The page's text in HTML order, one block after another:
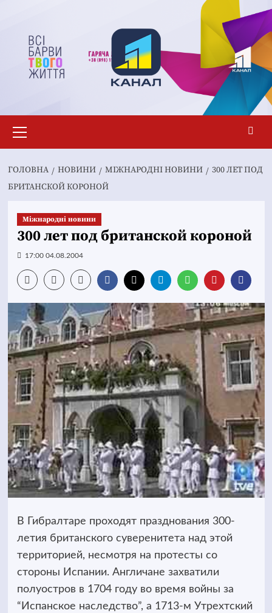
вмісту
меню
ГОЛОВНА НОВИНИ МІЖНАРОДНІ НОВИНИ
300 ЛЕТ ПОД
БРИТАНСКОЙ КОРОНОЙ
Міжнародні новини
300 лет под британской короной
17:00 04.08.2004
В Гибралтаре проходят празднования 300-
летия британского суверенитета над этой
территорией, несмотря на протесты со
стороны Испании. Англичане захватили
полуостров в 1704 году во время войны за
“Испанское наследство”, а 1713-м Утрехтский